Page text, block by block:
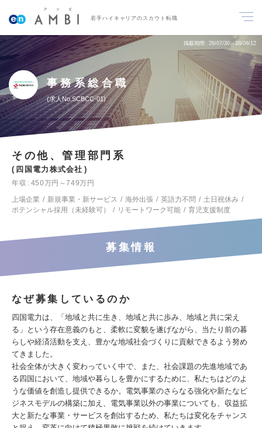
若手ハイキャリアのスカウト転職
掲載期間 26/07/30～26/08/12
事務系総合職
求人No.SCBCC-01
その他、管理部門系
四国電力株式会社
年収
450万円～749万円
上場企業
新規事業・新サービス 海外出張 英語力不問
土日祝休み
ポテンシャル採用（未経験可）
リモートワーク可能 育児支援制度
募集情報
なぜ募集しているのか
四国電力は、「地域と共に生き、地域と共に歩み、地域と共に栄え
る」という存在意義のもと、柔軟に変貌を遂げながら、当たり前の暮
らしや経済活動を支え、豊かな地域社会づくりに貢献できるよう努め
てきました。
社会全体が大きく変わっていく中で、また、社会課題の先進地域であ
る四国において、地域や暮らしを豊かにするために、私たちはどのよ
うな価値を創造し提供できるか。電気事業のさらなる強化や新たなビ
ジネスモデルの構築に加え、電気事業以外の事業についても、収益拡
大と新たな事業・サービスを創出するため、私たちは変化をチャンス